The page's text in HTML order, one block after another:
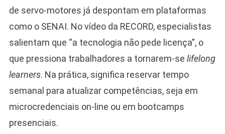
de servo-motores já despontam em plataformas
como o SENAI. No vídeo da RECORD, especialistas
salientam que “a tecnologia não pede licença”, o
que pressiona trabalhadores a tornarem-se lifelong
learners. Na prática, significa reservar tempo
semanal para atualizar competências, seja em
microcredenciais on-line ou em bootcamps
presenciais.